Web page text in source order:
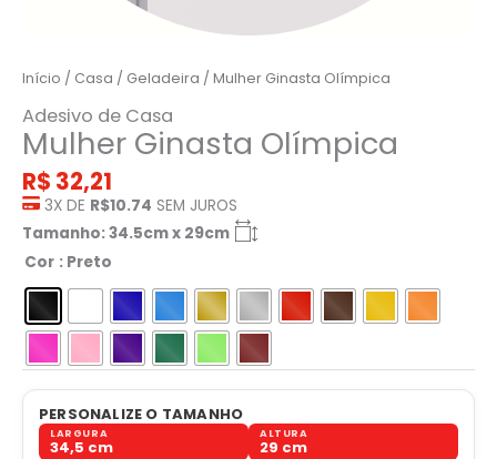
Início / Casa / Geladeira / Mulher Ginasta Olímpica
Adesivo de Casa
Mulher Ginasta Olímpica
R$ 32,21
3X DE R$10.74 SEM JUROS
Tamanho: 34.5cm x 29cm
Cor : Preto
PERSONALIZE O TAMANHO
LARGURA
34,5 cm
ALTURA
29 cm